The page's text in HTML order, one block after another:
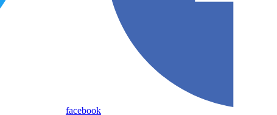
facebook